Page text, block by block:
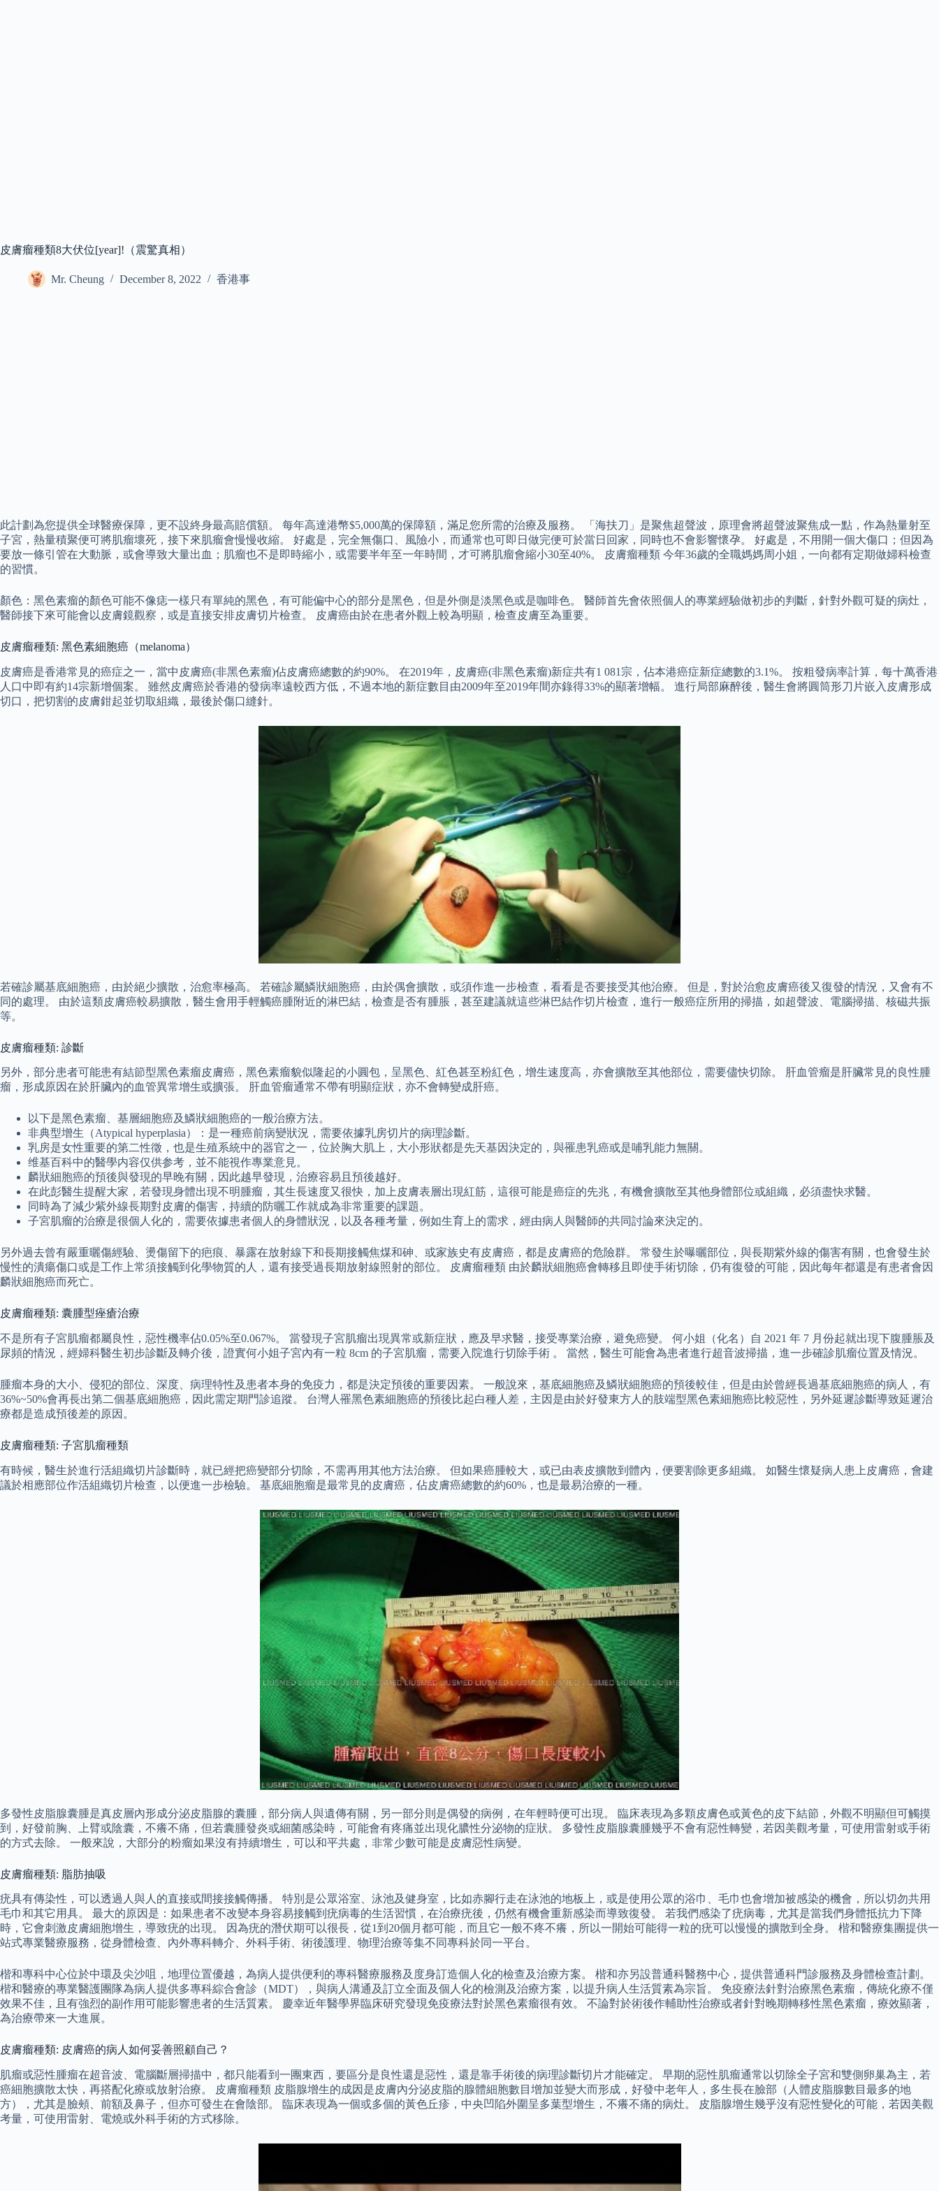
皮膚瘤種類8大伏位[year]!（震驚真相）
Mr. Cheung December 8, 2022 香港事
此計劃為您提供全球醫療保障，更不設終身最高賠償額。 每年高達港幣$5,000萬的保障額，滿足您所需的治療及服務。 「海扶刀」是聚焦超聲波，原理會將超聲波聚焦成一點，作為熱量射至
子宮，熱量積聚便可將肌瘤壞死，接下來肌瘤會慢慢收縮。 好處是，完全無傷口、風險小，而通常也可即日做完便可於當日回家，同時也不會影響懷孕。 好處是，不用開一個大傷口；但因為
要放一條引管在大動脈，或會導致大量出血；肌瘤也不是即時縮小，或需要半年至一年時間，才可將肌瘤會縮小30至40%。 皮膚瘤種類 今年36歲的全職媽媽周小姐，一向都有定期做婦科檢查
的習慣。
顏色：黑色素瘤的顏色可能不像痣一樣只有單純的黑色，有可能偏中心的部分是黑色，但是外側是淡黑色或是咖啡色。 醫師首先會依照個人的專業經驗做初步的判斷，針對外觀可疑的病灶，
醫師接下來可能會以皮膚鏡觀察，或是直接安排皮膚切片檢查。 皮膚癌由於在患者外觀上較為明顯，檢查皮膚至為重要。
皮膚瘤種類: 黑色素細胞癌（melanoma）
皮膚癌是香港常見的癌症之一，當中皮膚癌(非黑色素瘤)佔皮膚癌總數的約90%。 在2019年，皮膚癌(非黑色素瘤)新症共有1 081宗，佔本港癌症新症總數的3.1%。 按粗發病率計算，每十萬香港
人口中即有約14宗新增個案。 雖然皮膚癌於香港的發病率遠較西方低，不過本地的新症數目由2009年至2019年間亦錄得33%的顯著增幅。 進行局部麻醉後，醫生會將圓筒形刀片嵌入皮膚形成
切口，把切割的皮膚鉗起並切取組織，最後於傷口縫針。
若確診屬基底細胞癌，由於絕少擴散，治愈率極高。 若確診屬鱗狀細胞癌，由於偶會擴散，或須作進一步檢查，看看是否要接受其他治療。 但是，對於治愈皮膚癌後又復發的情況，又會有不
同的處理。 由於這類皮膚癌較易擴散，醫生會用手輕觸癌腫附近的淋巴結，檢查是否有腫脹，甚至建議就這些淋巴結作切片檢查，進行一般癌症所用的掃描，如超聲波、電腦掃描、核磁共振
等。
皮膚瘤種類: 診斷
另外，部分患者可能患有結節型黑色素瘤皮膚癌，黑色素瘤貌似隆起的小圓包，呈黑色、紅色甚至粉紅色，增生速度高，亦會擴散至其他部位，需要儘快切除。 肝血管瘤是肝臟常見的良性腫
瘤，形成原因在於肝臟內的血管異常增生或擴張。 肝血管瘤通常不帶有明顯症狀，亦不會轉變成肝癌。
以下是黑色素瘤、基層細胞癌及鱗狀細胞癌的一般治療方法。
非典型增生（Atypical hyperplasia）：是一種癌前病變狀況，需要依據乳房切片的病理診斷。
乳房是女性重要的第二性徵，也是生殖系統中的器官之一，位於胸大肌上，大小形狀都是先天基因決定的，與罹患乳癌或是哺乳能力無關。
维基百科中的醫學内容仅供参考，並不能視作專業意見。
麟狀細胞癌的預後與發現的早晚有關，因此越早發現，治療容易且預後越好。
在此彭醫生提醒大家，若發現身體出現不明腫瘤，其生長速度又很快，加上皮膚表層出現紅筋，這很可能是癌症的先兆，有機會擴散至其他身體部位或組織，必須盡快求醫。
同時為了減少紫外線長期對皮膚的傷害，持續的防曬工作就成為非常重要的課題。
子宮肌瘤的治療是很個人化的，需要依據患者個人的身體狀況，以及各種考量，例如生育上的需求，經由病人與醫師的共同討論來決定的。
另外過去曾有嚴重曬傷經驗、燙傷留下的疤痕、暴露在放射線下和長期接觸焦煤和砷、或家族史有皮膚癌，都是皮膚癌的危險群。 常發生於曝曬部位，與長期紫外線的傷害有關，也會發生於
慢性的潰瘍傷口或是工作上常須接觸到化學物質的人，還有接受過長期放射線照射的部位。 皮膚瘤種類 由於麟狀細胞癌會轉移且即使手術切除，仍有復發的可能，因此每年都還是有患者會因
麟狀細胞癌而死亡。
皮膚瘤種類: 囊腫型痤瘡治療
不是所有子宮肌瘤都屬良性，惡性機率佔0.05%至0.067%。 當發現子宮肌瘤出現異常或新症狀，應及早求醫，接受專業治療，避免癌變。 何小姐（化名）自 2021 年 7 月份起就出現下腹腫脹及
尿頻的情況，經婦科醫生初步診斷及轉介後，證實何小姐子宮內有一粒 8cm 的子宮肌瘤，需要入院進行切除手術 。 當然，醫生可能會為患者進行超音波掃描，進一步確診肌瘤位置及情況。
腫瘤本身的大小、侵犯的部位、深度、病理特性及患者本身的免疫力，都是決定預後的重要因素。 一般說來，基底細胞癌及鱗狀細胞癌的預後較佳，但是由於曾經長過基底細胞癌的病人，有
36%~50%會再長出第二個基底細胞癌，因此需定期門診追蹤。 台灣人罹黑色素細胞癌的預後比起白種人差，主因是由於好發東方人的肢端型黑色素細胞癌比較惡性，另外延遲診斷導致延遲治
療都是造成預後差的原因。
皮膚瘤種類: 子宮肌瘤種類
有時候，醫生於進行活組織切片診斷時，就已經把癌變部分切除，不需再用其他方法治療。 但如果癌腫較大，或已由表皮擴散到體內，便要割除更多組織。 如醫生懷疑病人患上皮膚癌，會建
議於相應部位作活組織切片檢查，以便進一步檢驗。 基底細胞瘤是最常見的皮膚癌，佔皮膚癌總數的約60%，也是最易治療的一種。
多發性皮脂腺囊腫是真皮層內形成分泌皮脂腺的囊腫，部分病人與遺傳有關，另一部分則是偶發的病例，在年輕時便可出現。 臨床表現為多顆皮膚色或黃色的皮下結節，外觀不明顯但可觸摸
到，好發前胸、上臂或陰囊，不癢不痛，但若囊腫發炎或細菌感染時，可能會有疼痛並出現化膿性分泌物的症狀。 多發性皮脂腺囊腫幾乎不會有惡性轉變，若因美觀考量，可使用雷射或手術
的方式去除。 一般來說，大部分的粉瘤如果沒有持續增生，可以和平共處，非常少數可能是皮膚惡性病變。
皮膚瘤種類: 脂肪抽吸
疣具有傳染性，可以透過人與人的直接或間接接觸傳播。 特別是公眾浴室、泳池及健身室，比如赤腳行走在泳池的地板上，或是使用公眾的浴巾、毛巾也會增加被感染的機會，所以切勿共用
毛巾和其它用具。 最大的原因是：如果患者不改變本身容易接觸到疣病毒的生活習慣，在治療疣後，仍然有機會重新感染而導致復發。 若我們感染了疣病毒，尤其是當我們身體抵抗力下降
時，它會刺激皮膚細胞增生，導致疣的出現。 因為疣的潛伏期可以很長，從1到20個月都可能，而且它一般不疼不癢，所以一開始可能得一粒的疣可以慢慢的擴散到全身。 楷和醫療集團提供一
站式專業醫療服務，從身體檢查、內外專科轉介、外科手術、術後護理、物理治療等集不同專科於同一平台。
楷和專科中心位於中環及尖沙咀，地理位置優越，為病人提供便利的專科醫療服務及度身訂造個人化的檢查及治療方案。 楷和亦另設普通科醫務中心，提供普通科門診服務及身體檢查計劃。
楷和醫療的專業醫護團隊為病人提供多專科綜合會診（MDT），與病人溝通及訂立全面及個人化的檢測及治療方案，以提升病人生活質素為宗旨。 免疫療法針對治療黑色素瘤，傳統化療不僅
效果不佳，且有強烈的副作用可能影響患者的生活質素。 慶幸近年醫學界臨床研究發現免疫療法對於黑色素瘤很有效。 不論對於術後作輔助性治療或者針對晚期轉移性黑色素瘤，療效顯著，
為治療帶來一大進展。
皮膚瘤種類: 皮膚癌的病人如何妥善照顧自己？
肌瘤或惡性腫瘤在超音波、電腦斷層掃描中，都只能看到一團東西，要區分是良性還是惡性，還是靠手術後的病理診斷切片才能確定。 早期的惡性肌瘤通常以切除全子宮和雙側卵巢為主，若
癌細胞擴散太快，再搭配化療或放射治療。 皮膚瘤種類 皮脂腺增生的成因是皮膚內分泌皮脂的腺體細胞數目增加並變大而形成，好發中老年人，多生長在臉部（人體皮脂腺數目最多的地
方），尤其是臉頰、前額及鼻子，但亦可發生在會陰部。 臨床表現為一個或多個的黃色丘疹，中央凹陷外圍呈多葉型增生，不癢不痛的病灶。 皮脂腺增生幾乎沒有惡性變化的可能，若因美觀
考量，可使用雷射、電燒或外科手術的方式移除。